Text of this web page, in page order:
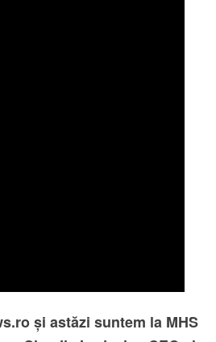
și astăzi suntem la MHS